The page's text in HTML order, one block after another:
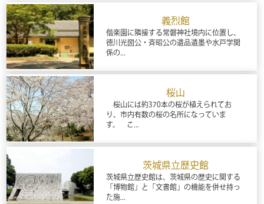
義烈館
偕楽園に隣接する常磐神社境内に位置し、
徳川光圀公・斉昭公の遺品遺墨や水戸学関
係の...
桜山
桜山には約370本の桜が植えられてお
り、市内有数の桜の名所になっていま
す。 こ...
茨城県立歴史館
茨城県立歴史館は、茨城県の歴史に関する
「博物館」と「文書館」の機能を併せ持っ
た施...